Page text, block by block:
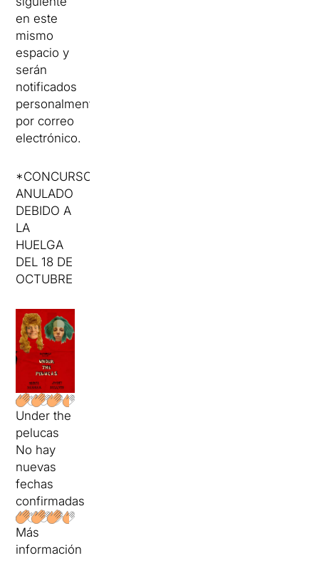
en este
mismo
espacio y
serán
notificados
personalmente
por correo
electrónico.
*CONCURSO
ANULADO
DEBIDO A
LA
HUELGA
DEL 18 DE
OCTUBRE
Under the
pelucas
No hay
nuevas
fechas
confirmadas
Más
información